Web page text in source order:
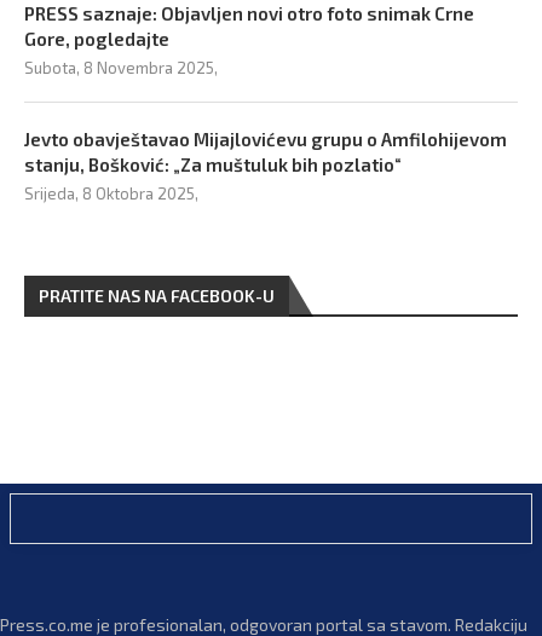
PRESS saznaje: Objavljen novi otro foto snimak Crne
Gore, pogledajte
Subota, 8 Novembra 2025,
Jevto obavještavao Mijajlovićevu grupu o Amfilohijevom
stanju, Bošković: „Za muštuluk bih pozlatio“
Srijeda, 8 Oktobra 2025,
PRATITE NAS NA FACEBOOK-U
Press.co.me je profesionalan, odgovoran portal sa stavom. Redakciju